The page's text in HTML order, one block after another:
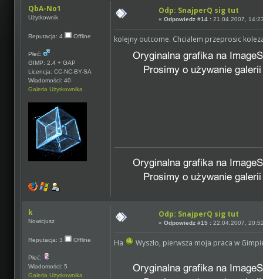
QbA-No1
Użytkownik
Reputacja: 4 Offline
Płeć:
GIMP: 2.4 + GAP
Licencja: CC-NC-BY-SA
Wiadomości: 40
Galeria Użytkownika
Odp: SnajperQ sig tut
«Odpowiedz #14 : 21.04.2007,
kolejny outcome. Chcialem przeprosic
k
Nowicjusz
Reputacja: 3 Offline
Płeć:
Wiadomości: 5
Galeria Użytkownika
Odp: SnajperQ sig tut
«Odpowiedz #15 : 22.04.2007,
Ha Wyszło, pierwsza moja praca w